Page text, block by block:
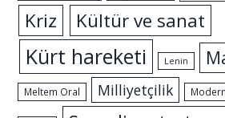
Kriz Kültür ve sanat
Kürt hareketi Lenin
Meltem Oral Milliyetçilik